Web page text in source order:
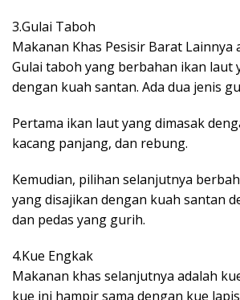
3.Gulai Taboh
Makanan Khas Pesisir Barat Lainnya
Gulai taboh yang berbahan ikan laut
dengan kuah santan. Ada dua jenis
Pertama ikan laut yang dimasak
kacang panjang, dan rebung.
Kemudian, pilihan selanjutnya
yang disajikan dengan kuah santan
dan pedas yang gurih.
4.Kue Engkak
Makanan khas selanjutnya adalah
kue ini hampir sama dengan kue